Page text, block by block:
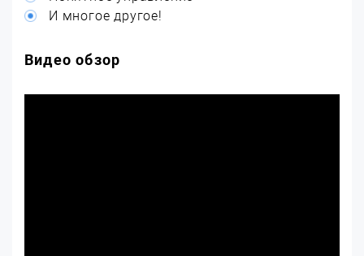
И многое другое!
Видео обзор